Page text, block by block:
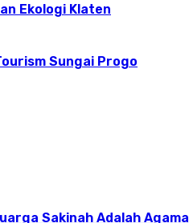
Ekologi Klaten
Sungai Progo
Sakinah Adalah Agama